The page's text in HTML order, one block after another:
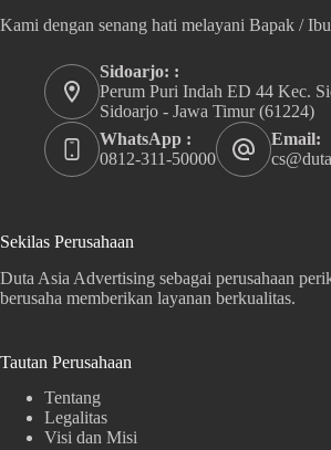
Kami dengan senang hati melayani Bapak /
Sidoarjo: :
Perum Puri Indah ED 44 Kec.
Sidoarjo - Jawa Timur (61224)
WhatsApp :
0812-311-50000
Email:
Sekilas Perusahaan
Duta Asia Advertising sebagai perusahaan
berusaha memberikan layanan berkualitas.
Tautan Perusahaan
Tentang
Legalitas
Visi dan Misi